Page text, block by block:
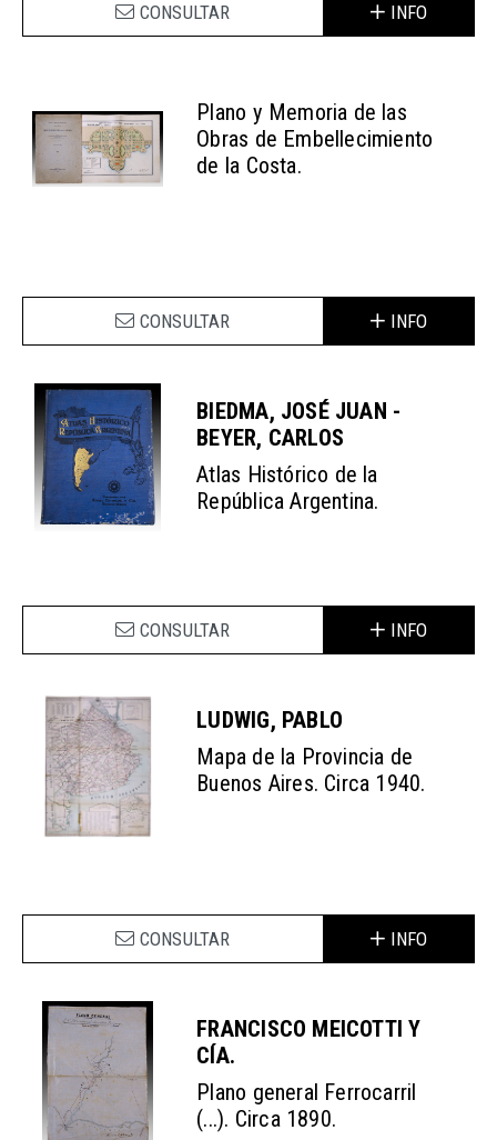
CONSULTAR INFO
Plano y Memoria de las
Obras de Embellecimiento
de la Costa.
CONSULTAR INFO
BIEDMA, JOSÉ JUAN -
BEYER, CARLOS
Atlas Histórico de la
República Argentina.
CONSULTAR INFO
LUDWIG, PABLO
Mapa de la Provincia de
Buenos Aires. Circa 1940.
CONSULTAR INFO
FRANCISCO MEICOTTI Y
CÍA.
Plano general Ferrocarril
(...). Circa 1890.